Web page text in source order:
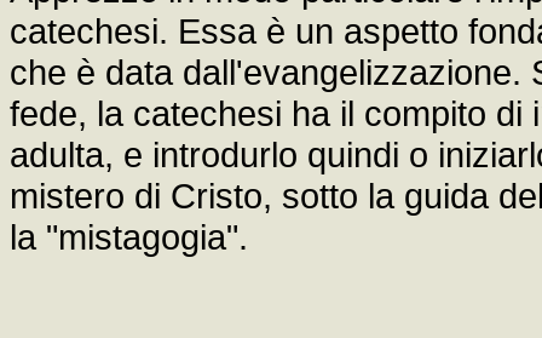
catechesi. Essa è un aspetto
che è data dall'evangelizzazione.
fede, la catechesi ha il compito
adulta, e introdurlo quindi o
mistero di Cristo, sotto la guida
la "mistagogia".